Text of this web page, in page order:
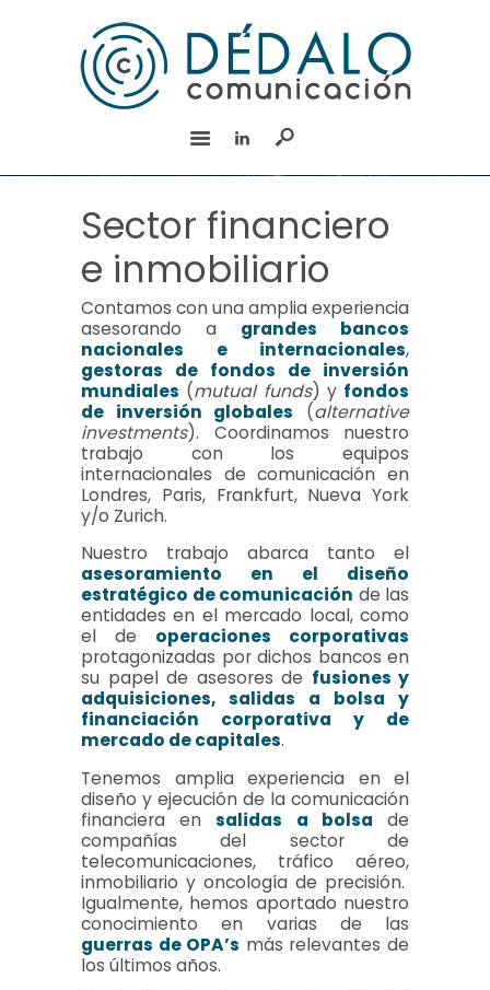
INICIO
SERVICIOS
RSC
CONTACTO
English
Sector financiero
e inmobiliario
Contamos con una amplia experiencia
asesorando a grandes bancos
nacionales e internacionales,
gestoras de fondos de inversión
mundiales (mutual funds) y fondos
de inversión globales (alternative
investments). Coordinamos nuestro
trabajo con los equipos
internacionales de comunicación en
Londres, Paris, Frankfurt, Nueva York
y/o Zurich.
Nuestro trabajo abarca tanto el
asesoramiento en el diseño
estratégico de comunicación de las
entidades en el mercado local, como
el de operaciones corporativas
protagonizadas por dichos bancos en
su papel de asesores de fusiones y
adquisiciones, salidas a bolsa y
financiación corporativa y de
mercado de capitales.
Tenemos amplia experiencia en el
diseño y ejecución de la comunicación
financiera ensalidas a bolsa de
compañías del sector de
telecomunicaciones, tráfico aéreo,
inmobiliario y oncología de precisión.
Igualmente, hemos aportado nuestro
conocimiento en varias de las
guerras de OPA’s más relevantes de
los últimos años.